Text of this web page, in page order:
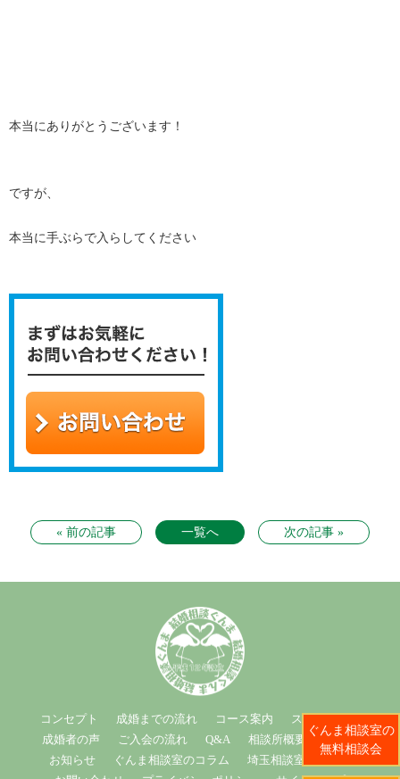
本当にありがとうございます！
ですが、
本当に手ぶらで入らしてください
« 前の記事 一覧へ 次の記事 »
コンセプト 成婚までの流れ コース案内
スタッフ紹介
成婚者の声
ご入会の流れ Q&A 相談所概要
ブログ
お知らせ
ぐんま相談室のコラム
埼玉相談室のコラム
ぐんま相談室の
無料相談会